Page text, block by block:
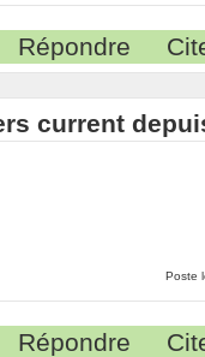
Répondre
current
Poste
Répondre